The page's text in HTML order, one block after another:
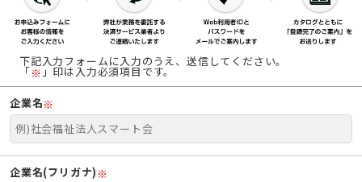
下記入力フォームに入力のうえ、送信してください。
「※」印は入力必須項目です。
企業名※
企業名(フリガナ) ※